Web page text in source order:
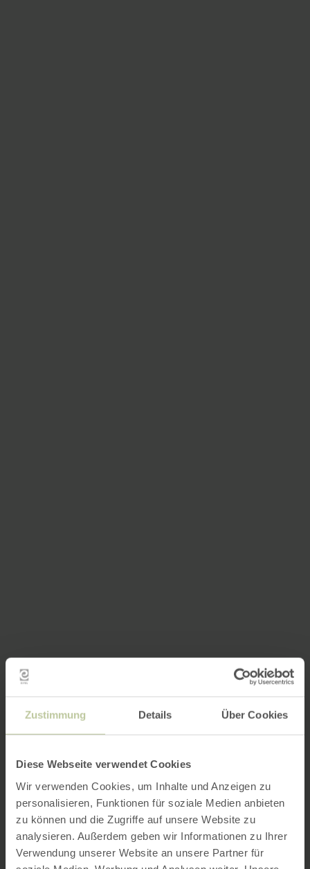
Zustimmung Details Über Cookies
Diese Webseite verwendet Cookies
Wir verwenden Cookies, um Inhalte und Anzeigen zu
personalisieren, Funktionen für soziale Medien anbieten
zu können und die Zugriffe auf unsere Website zu
analysieren. Außerdem geben wir Informationen zu Ihrer
Verwendung unserer Website an unsere Partner für